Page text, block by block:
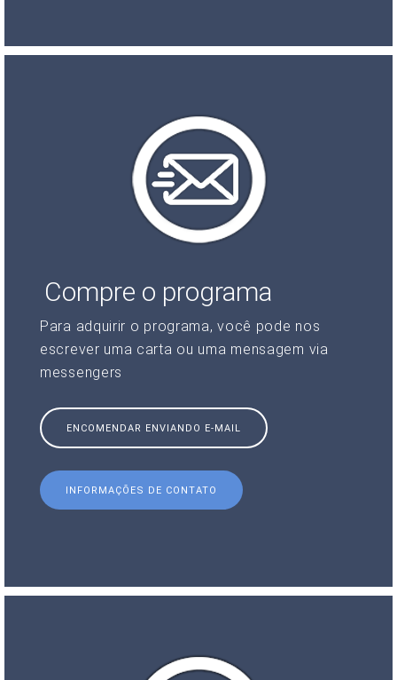
Compre o programa
Para adquirir o programa, você pode nos
escrever uma carta ou uma mensagem via
messengers
ENCOMENDAR ENVIANDO E-MAIL
INFORMAÇÕES DE CONTATO